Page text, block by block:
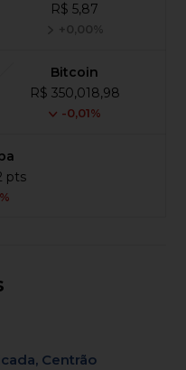
R$ 5,87
+0,00%
Bitcoin
R$ 350,018,98
-0,01%
pts
Centrão